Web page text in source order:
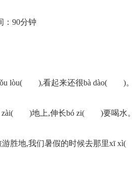
：90分钟
lòu( ),看起来还很bà dào( )。
zài( )地上,伸长bó zi( )要喝水。
游胜地,我们暑假的时候去那里